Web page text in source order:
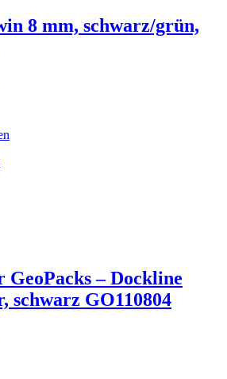
8 mm, schwarz/grün,
GeoPacks – Dockline
schwarz GO110804